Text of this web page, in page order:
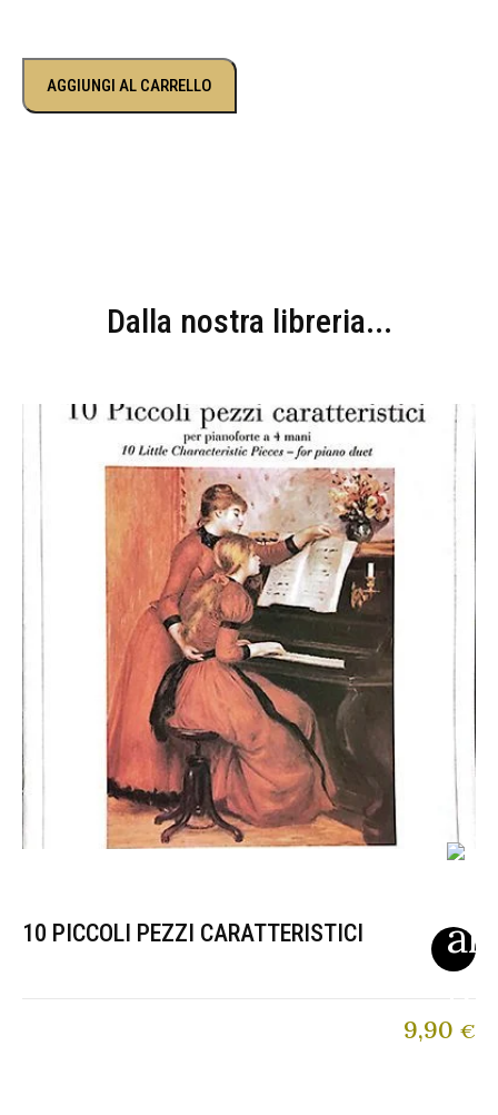
AGGIUNGI AL CARRELLO
Dalla nostra libreria...
10 PICCOLI PEZZI CARATTERISTICI
9,90 €